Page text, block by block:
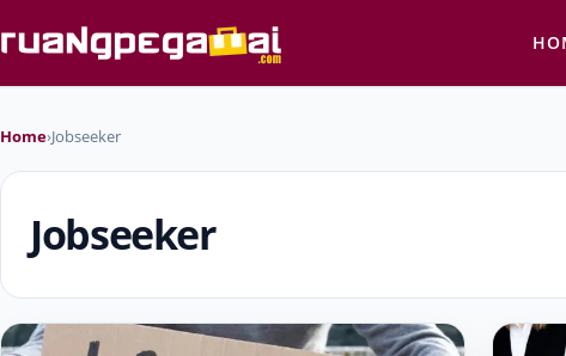
Home›Jobseeker
Jobseeker